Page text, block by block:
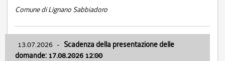
Comune di Lignano Sabbiadoro
13.07.2026 - Scadenza della presentazione delle
domande: 17.08.2026 12:00